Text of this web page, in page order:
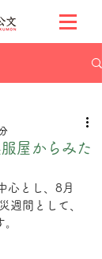
屋からみた
心とし、8月
週間として、